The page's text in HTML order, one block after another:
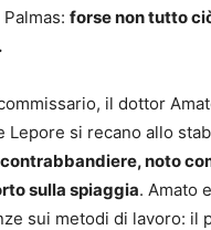
forse non tutto
il dottor
Lepore si recano allo
noto
sulla spiaggia. Amato
sui metodi di lavoro: il